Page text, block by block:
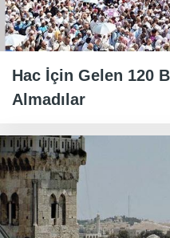
Hac İçin Gelen 120
Almadılar